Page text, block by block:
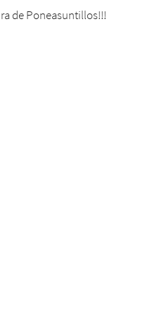
de Poneasuntillos!!!